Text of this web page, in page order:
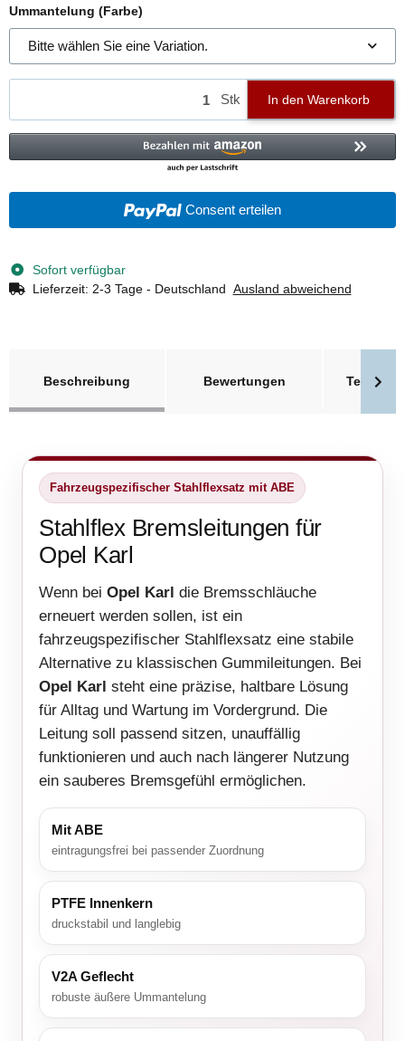
Ummantelung (Farbe)
Bitte wählen Sie eine Variation.
Stk In den Warenkorb
Consent erteilen
Sofort verfügbar
Lieferzeit: 2-3 Tage - Deutschland Ausland abweichend
Beschreibung
Bewertungen
Fahrzeugspezifischer Stahlflexsatz mit ABE
Stahlflex Bremsleitungen für
Opel Karl
Wenn bei Opel Karl die Bremsschläuche
erneuert werden sollen, ist ein
fahrzeugspezifischer Stahlflexsatz eine stabile
Alternative zu klassischen Gummileitungen. Bei
Opel Karl steht eine präzise, haltbare Lösung
für Alltag und Wartung im Vordergrund. Die
Leitung soll passend sitzen, unauffällig
funktionieren und auch nach längerer Nutzung
ein sauberes Bremsgefühl ermöglichen.
Mit ABE
eintragungsfrei bei passender Zuordnung
PTFE Innenkern
druckstabil und langlebig
V2A Geflecht
robuste äußere Ummantelung